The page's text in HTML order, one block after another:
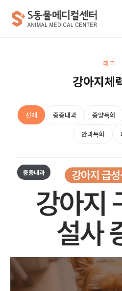
태그
강아지체
전체 중증내과 종양특화
안과특화
중증내과